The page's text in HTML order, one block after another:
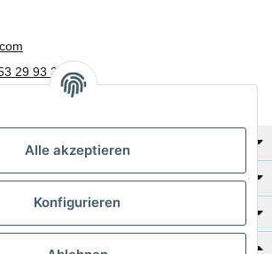
Alle akzeptieren
Konfigurieren
29 93 30
Uhr
Katalog zur Hand?